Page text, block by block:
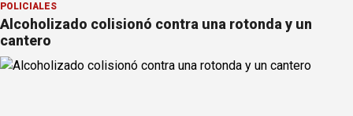
POLICIALES
Alcoholizado colisionó contra una rotonda y un
cantero